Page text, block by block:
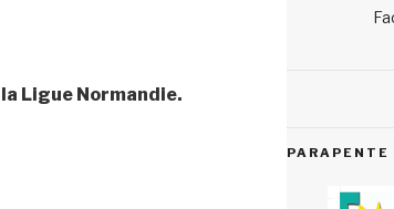
Ligue Normandie.